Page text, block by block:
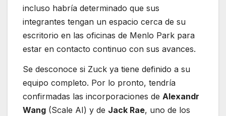
incluso habría determinado que sus
integrantes tengan un espacio cerca de su
escritorio en las oficinas de Menlo Park para
estar en contacto continuo con sus avances.
Se desconoce si Zuck ya tiene definido a su
equipo completo. Por lo pronto, tendría
confirmadas las incorporaciones de Alexandr
Wang (Scale AI) y de Jack Rae, uno de los